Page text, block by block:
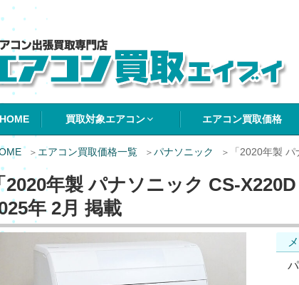
アコン買取エイブイ
HOME 買取対象エアコン エアコン買取価格
エアコン買取価格一覧 パナソニック 「2020年製
2020年製 パナソニック CS-
年 2月 掲載